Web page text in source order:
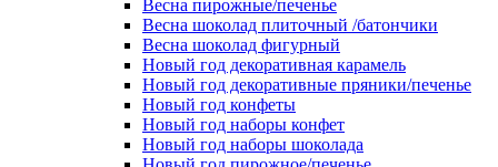
Весна пирожные/печенье
Весна шоколад плиточный /батончики
Весна шоколад фигурный
Новый год декоративная карамель
Новый год декоративные пряники/печенье
Новый год конфеты
Новый год наборы конфет
Новый год наборы шоколада